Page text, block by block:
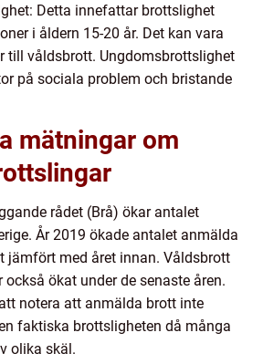
Detta innefattar brottslighet
i åldern 15-20 år. Det kan vara
till våldsbrott. Ungdomsbrottslighet
på sociala problem och bristande
mätningar om
rådet (Brå) ökar antalet
År 2019 ökade antalet anmälda
jämfört med året innan. Våldsbrott
ökat under de senaste åren.
notera att anmälda brott inte
faktiska brottsligheten då många
olika skäl.